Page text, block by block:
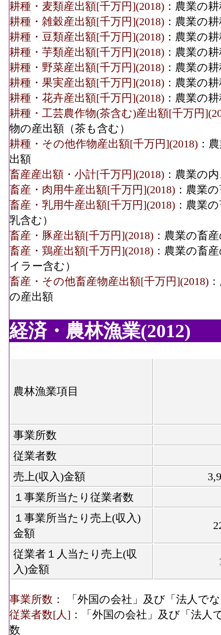
耕種・麦類産出額[千万円](2018) ：農業の
耕種・雑穀産出額[千万円](2018) ：農業の
耕種・豆類産出額[千万円](2018) ：農業の
耕種・芋類産出額[千万円](2018) ：農業の
耕種・野菜産出額[千万円](2018) ：農業の
耕種・果実産出額[千万円](2018) ：農業の
耕種・花卉産出額[千万円](2018) ：農業の
耕種・工芸農作物(茶含む)産出額[千万円
物の産出額（茶も含む）
耕種・その他作物産出額[千万円](2018) ：
出額
畜産産出額・小計[千万円](2018) ：農業の
畜産・肉用牛産出額[千万円](2018) ：農業
畜産・乳用牛産出額[千万円](2018) ：農業
乳含む）
畜産・豚産出額[千万円](2018) ：農業の畜
畜産・鶏産出額[千万円](2018) ：農業の畜
イラー含む）
畜産・その他畜産物産出額[千万円](2018)
の産出額
経済・農林漁業(2012)
農林漁業項目
事業所数
従業者数
売上(収入)金額
１事業所当たり従業者数
１事業所当たり売上(収入)
金額
従業者１人当たり売上(収
入)金額
事業所数 ： 「外国の会社」及び「法人で
従業者数[人] ：「外国の会社」及び「法
数